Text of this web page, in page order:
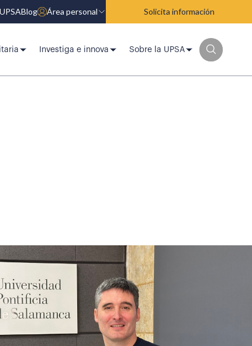
Blog Área personal Solicita información
Investiga e innova Sobre la UPSA